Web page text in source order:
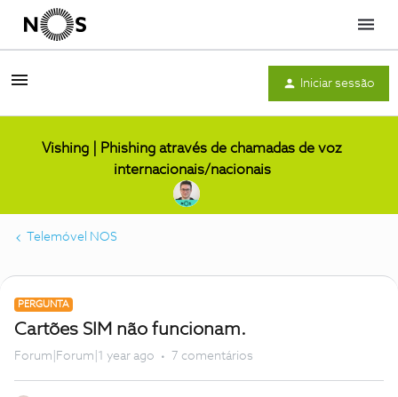
Menu
Iniciar sessão
Vishing | Phishing através de chamadas de voz
internacionais/nacionais
Telemóvel NOS
PERGUNTA
Cartões SIM não funcionam.
Forum|Forum|1 year ago 7 comentários